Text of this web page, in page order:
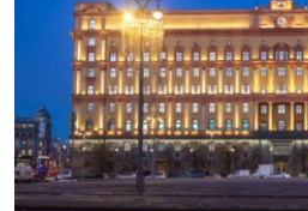
СИБИРЬ.РЕАЛИИ
РАСПИСАНИЕ ВЕЩАНИЯ
ПОДПИШИТЕСЬ НА РАССЫЛКУ
СОЦИАЛЬНЫЕ СЕТИ